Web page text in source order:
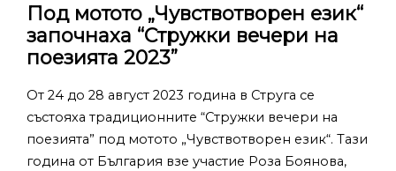
Под мотото „Чувствотворен език“
започнаха “Стружки вечери на
поезията 2023”
От 24 до 28 август 2023 година в Струга се
състояха традиционните “Стружки вечери на
поезията” под мотото „Чувствотворен език“. Тази
година от България взе участие Роза Боянова,